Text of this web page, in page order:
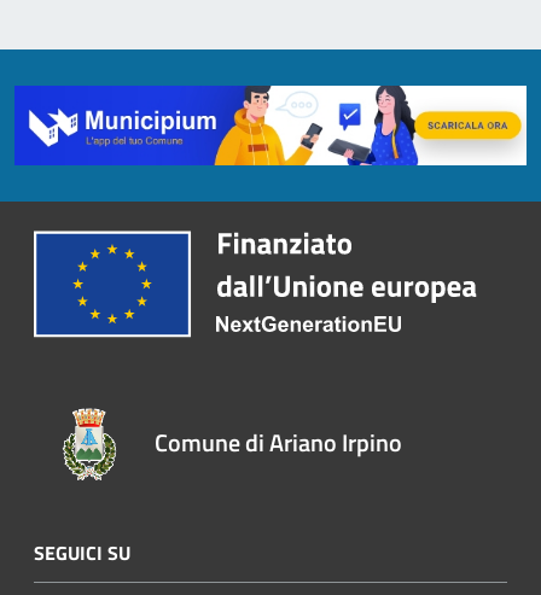
Comune di Ariano Irpino
SEGUICI SU